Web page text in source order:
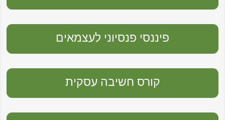
פיננסי פנסיוני לעצמאים
קורס חשיבה עסקית